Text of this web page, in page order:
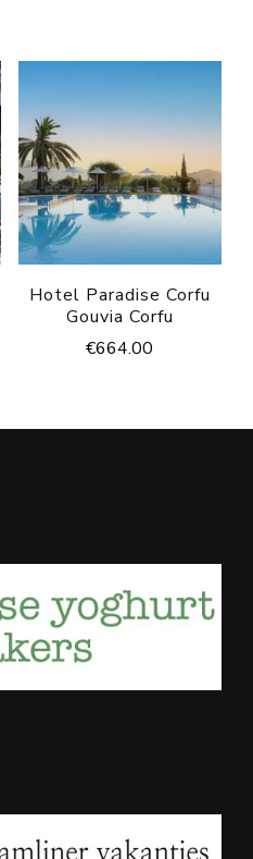
Hotel Paradise Corfu
Gouvia Corfu
€664.00